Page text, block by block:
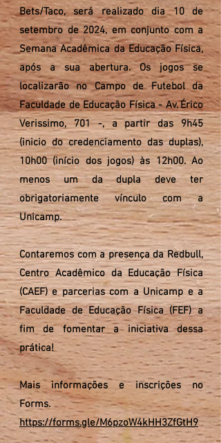
Bets/Taco, será realizado dia 10 de
setembro de 2024, em conjunto com a
Semana Acadêmica da Educação Física,
após a sua abertura. Os jogos se
localizarão no Campo de Futebol da
Faculdade de Educação Física - Av. Érico
Verissimo, 701 -, a partir das 9h45
(inicio do credenciamento das duplas),
10h00 (início dos jogos) às 12h00.Ao
menos um da dupla deve ter
obrigatoriamente vínculo com a
Unicamp.
Contaremos com a presença da Redbull,
Centro Acadêmico da Educação Física
(CAEF) e parcerias com a Unicamp e a
Faculdade de Educação Física (FEF) a
fim de fomentar a iniciativa dessa
prática!
Mais informações e inscrições no
Forms.
https://forms.gle/M6pzoW4kHH3ZfGtH9